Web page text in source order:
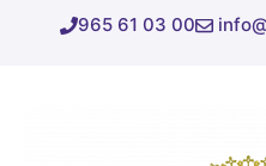
965 61 03 00